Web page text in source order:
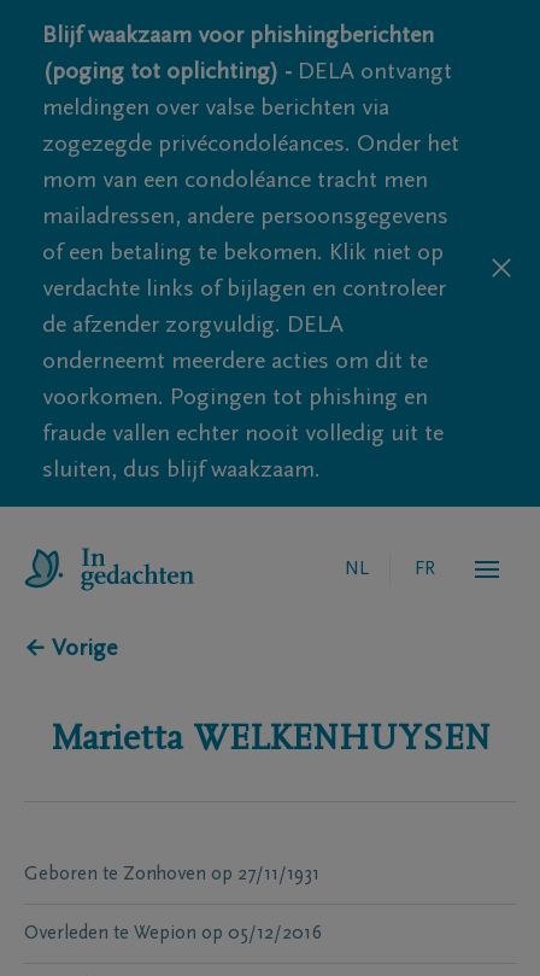
Blijf waakzaam voor phishingberichten
(poging tot oplichting) - DELA ontvangt
meldingen over valse berichten via
zogezegde privécondoléances. Onder het
mom van een condoléance tracht men
mailadressen, andere persoonsgegevens
of een betaling te bekomen. Klik niet op
verdachte links of bijlagen en controleer
de afzender zorgvuldig. DELA
onderneemt meerdere acties om dit te
voorkomen. Pogingen tot phishing en
fraude vallen echter nooit volledig uit te
sluiten, dus blijf waakzaam.
NL FR
← Vorige
Marietta WELKENHUYSEN
Geboren te Zonhoven op 27/11/1931
Overleden te Wepion op 05/12/2016